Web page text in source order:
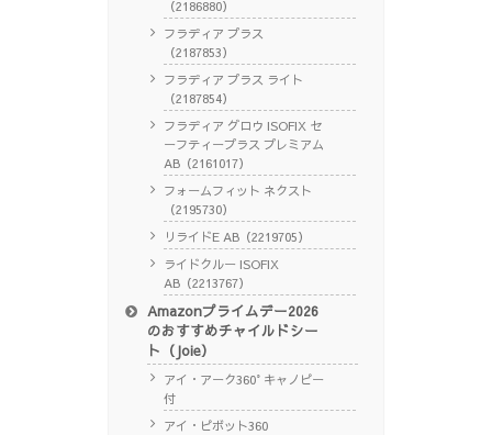
（2186880）
フラディア プラス
（2187853）
フラディア プラス ライト
（2187854）
フラディア グロウ ISOFIX セ
ーフティープラス プレミアム
AB（2161017）
フォームフィット ネクスト
（2195730）
リライドE AB（2219705）
ライドクルー ISOFIX
AB（2213767）
Amazonプライムデー2026
のおすすめチャイルドシー
ト（Joie）
アイ・アーク360° キャノピー
付
アイ・ピボット360